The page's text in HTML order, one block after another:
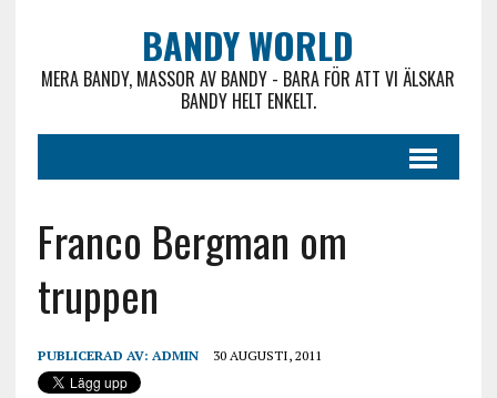
BANDY WORLD
MERA BANDY, MASSOR AV BANDY - BARA FÖR ATT VI ÄLSKAR
BANDY HELT ENKELT.
Franco Bergman om
truppen
PUBLICERAD AV: ADMIN 30 AUGUSTI, 2011